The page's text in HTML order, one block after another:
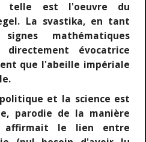
telle est l'oeuvre du
La svastika, en tant
mathématiques
évocatrice
que l'abeille impériale
et la science est
parodie de la manière
affirmait le lien entre